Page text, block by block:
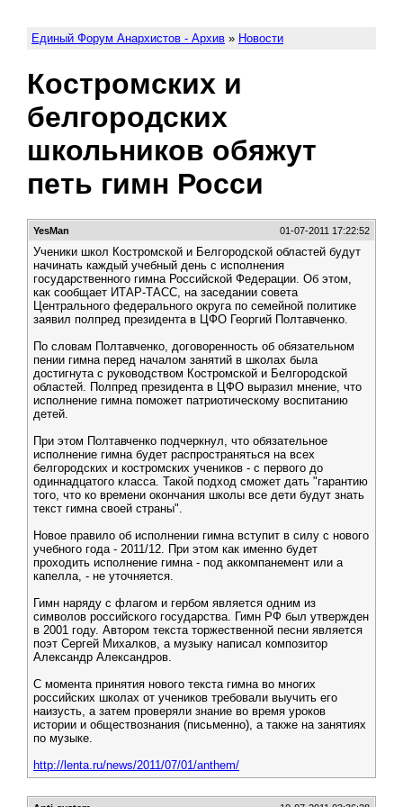
Единый Форум Анархистов - Архив » Новости
Костромских и
белгородских
школьников обяжут
петь гимн Росси
YesMan 01-07-2011 17:22:52
Ученики школ Костромской и Белгородской областей будут
начинать каждый учебный день с исполнения
государственного гимна Российской Федерации. Об этом,
как сообщает ИТАР-ТАСС, на заседании совета
Центрального федерального округа по семейной политике
заявил полпред президента в ЦФО Георгий Полтавченко.
По словам Полтавченко, договоренность об обязательном
пении гимна перед началом занятий в школах была
достигнута с руководством Костромской и Белгородской
областей. Полпред президента в ЦФО выразил мнение, что
исполнение гимна поможет патриотическому воспитанию
детей.
При этом Полтавченко подчеркнул, что обязательное
исполнение гимна будет распространяться на всех
белгородских и костромских учеников - с первого до
одиннадцатого класса. Такой подход сможет дать "гарантию
того, что ко времени окончания школы все дети будут знать
текст гимна своей страны".
Новое правило об исполнении гимна вступит в силу с нового
учебного года - 2011/12. При этом как именно будет
проходить исполнение гимна - под аккомпанемент или а
капелла, - не уточняется.
Гимн наряду с флагом и гербом является одним из
символов российского государства. Гимн РФ был утвержден
в 2001 году. Автором текста торжественной песни является
поэт Сергей Михалков, а музыку написал композитор
Александр Александров.
С момента принятия нового текста гимна во многих
российских школах от учеников требовали выучить его
наизусть, а затем проверяли знание во время уроков
истории и обществознания (письменно), а также на занятиях
по музыке.
http://lenta.ru/news/2011/07/01/anthem/